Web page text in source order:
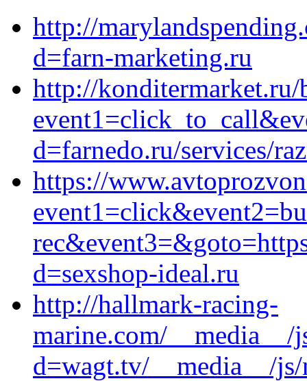
http://
d=farn-marketing.ru
http://
d=farnedo.ru/services/
https://
d=sexshop-ideal.ru
http://hallmark-racing-
marine.com/__media__/
d=wagt.tv/__media__/